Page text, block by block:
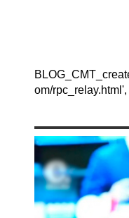
om/rpc_relay.html',